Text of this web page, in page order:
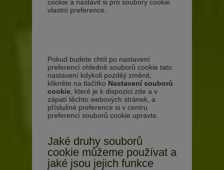
cookie a nastavit si pro soubory cookie
vlastní preference.
Pokud budete chtít po nastavení
preferencí ohledně souborů cookie tato
nastavení kdykoli později změnit,
klikněte na tlačítko Nastavení souborů
cookie , které je k dispozici zde a v
zápatí těchto webových stránek, a
příslušné preference si v centru
preferencí souborů cookie upravte.
Jaké druhy souborů
cookie můžeme používat a
jaké jsou jejich funkce